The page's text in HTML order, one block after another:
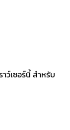
ว์เซอร์นี้ สำหรับ